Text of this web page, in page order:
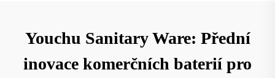
Youchu Sanitary Ware: Přední
inovace komerčních baterií pro